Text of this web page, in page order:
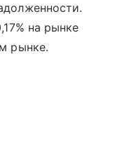
на рынке
рынке.